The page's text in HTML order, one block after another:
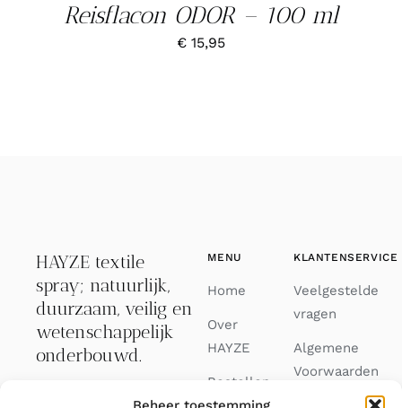
Reisflacon ODOR – 100 ml
€ 15,95
HAYZE textile
spray; natuurlijk,
duurzaam, veilig en
wetenschappelijk
onderbouwd.
MENU
Home
Over
HAYZE
Bestellen
KLANTENSERVICE
Veelgestelde
vragen
Algemene
Voorwaarden